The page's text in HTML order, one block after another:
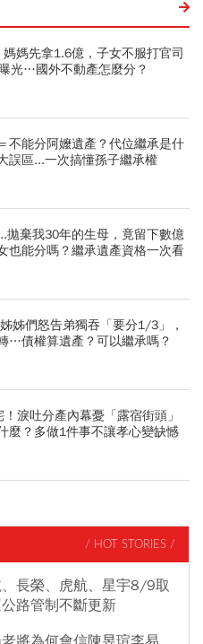
媽先拿1.6億，子女不服打官司
光…國外不動產怎麼分？
不能分阿嬤遺產？代位繼承是什
誤區...一次搞懂孫子繼承權
拋棄我30年的生母，竟留下數億
也能分嗎？繼承遺產資格一次看
姊們怒告弟獨吞「要分1/3」，
…債權算遺產？可以繼承嗎？
淚吐分產內幕憂「露宿街頭」
麼？多做1件事不讓孝心變缺憾
/ HOT STORIES /
長榮、虎航、星宇8/9取
路管制不斷更新